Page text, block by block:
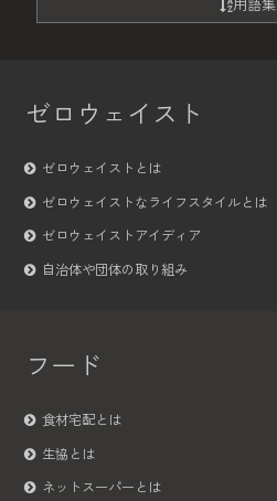
用語集
ゼロウェイスト
ゼロウェイストとは
ゼロウェイストなライフスタイルとは
ゼロウェイストアイディア
自治体や団体の取り組み
フード
食材宅配とは
生協とは
ネットスーパーとは